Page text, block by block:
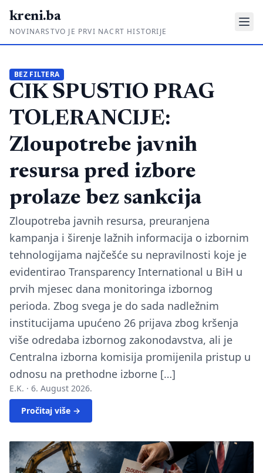
kreni.ba
NOVINARSTVO JE PRVI NACRT HISTORIJE
Priče sa ruba
Ponos i glas
Daljinski u ruke
Romski put
O nama
Impressum
Kontakt
BEZ FILTERA
CIK SPUSTIO PRAG
TOLERANCIJE:
Zloupotrebe javnih
resursa pred izbore
prolaze bez sankcija
Zloupotreba javnih resursa, preuranjena
kampanja i širenje lažnih informacija o izbornim
tehnologijama najčešće su nepravilnosti koje je
evidentirao Transparency International u BiH u
prvih mjesec dana monitoringa izbornog
perioda. Zbog svega je do sada nadležnim
institucijama upućeno 26 prijava zbog kršenja
više odredaba izbornog zakonodavstva, ali je
Centralna izborna komisija promijenila pristup u
odnosu na prethodne izborne […]
E.K. · 6. August 2026.
Pročitaj više →